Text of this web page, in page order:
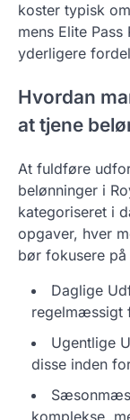
koster typisk
mens Elite
yderligere
Hvordan
at tjene
At fuldføre
belønninger i
kategoriseret i
opgaver, hver
bør fokusere
Daglige
regelmæssigt
Ugentlige
disse inden
komplekse,